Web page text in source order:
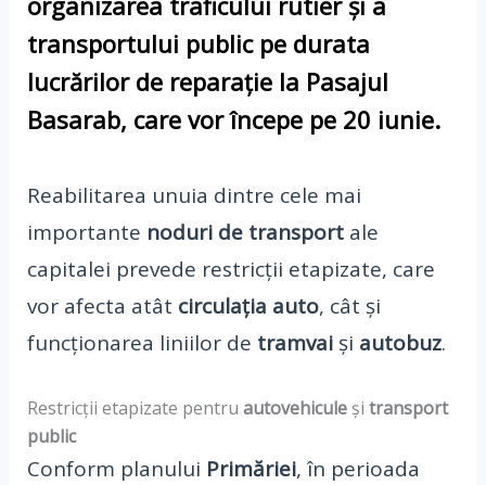
transportului publicpe durata
lucrărilor de reparație la Pasajul
Basarab, care vor începe pe 20 iunie.
Reabilitarea unuia dintre cele mai
importante noduri de transportale
capitalei prevede restricții etapizate, care
vor afecta atât circulația auto, cât și
funcționarea liniilor de tramvaiși autobuz.
Restricții etapizate pentru autovehiculeși transport
public
Conform planului Primăriei, în perioada